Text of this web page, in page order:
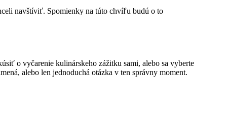
navštíviť. Spomienky na túto chvíľu budú o to
o vyčarenie kulinárskeho zážitku sami, alebo sa vyberte
alebo len jednoduchá otázka v ten správny moment.